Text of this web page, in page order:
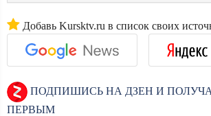
Добавь Kursktv.ru в список своих
ПОДПИШИСЬ НА ДЗЕН И
ПЕРВЫМ